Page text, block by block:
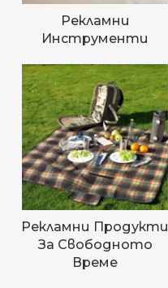
Рекламни
Инструменти
Рекламни Продукти
За Свободното
Време